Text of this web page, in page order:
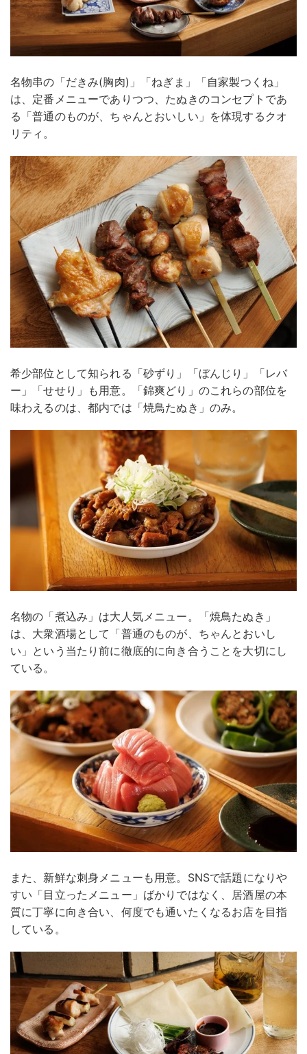
名物串の「だきみ(胸肉)」「ねぎま」「自家製つくね」
は、定番メニューでありつつ、たぬきのコンセプトであ
る「普通のものが、ちゃんとおいしい」を体現するクオ
リティ。
希少部位として知られる「砂ずり」「ぼんじり」「レバ
ー」「せせり」も用意。「錦爽どり」のこれらの部位を
味わえるのは、都内では「焼鳥たぬき」のみ。
名物の「煮込み」は大人気メニュー。「焼鳥たぬき」
は、大衆酒場として「普通のものが、ちゃんとおいし
い」という当たり前に徹底的に向き合うことを大切にし
ている。
また、新鮮な刺身メニューも用意。SNSで話題になりや
すい「目立ったメニュー」ばかりではなく、居酒屋の本
質に丁寧に向き合い、何度でも通いたくなるお店を目指
している。